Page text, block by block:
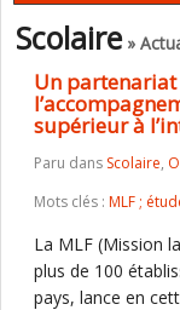
Scolaire»
Un
supérieur à
Paru dans Scolaire,
Mots clés : MLF ;
La MLF (Mission
plus de 100
pays, lance en